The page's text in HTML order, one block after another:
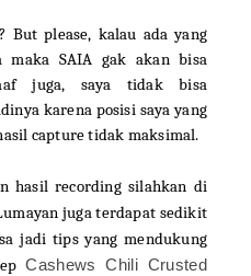
But please, kalau ada yang
maka SAIA gak akan bisa
juga, saya tidak bisa
karena posisi saya yang
capture tidak maksimal.
hasil recording silahkan di
juga terdapat sedikit
jadi tips yang mendukung
Cashews Chili Crusted